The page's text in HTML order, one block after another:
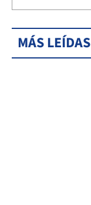
MÁS LEÍDAS